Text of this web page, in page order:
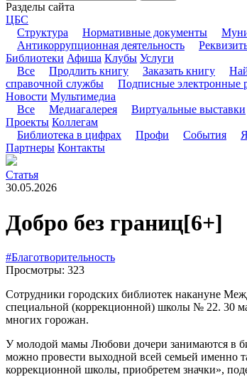
Разделы сайта
ЦБС
Структура
Нормативные документы
Антикоррупционная деятельность
Библиотеки Афиша Клубы Услуги
Все
Продлить книгу Заказать книгу
справочной службы
Подписные электронные
Новости Мультимедиа
Все
Медиагалерея Виртуальные выставки
Проекты Коллегам
Библиотека в цифрах
Профи События
Партнеры Контакты
Статья
30.05.2026
Добро без границ[6+]
#Благотворительность
Просмотры: 323
Сотрудники городских библиотек накануне
специальной (коррекционной) школы № 22. 30
многих горожан.
У молодой мамы Любови дочери занимаются в
можно провести выходной всей семьей именно
коррекционной школы, приобретем значки»,